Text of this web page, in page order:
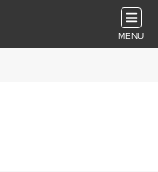
MENU